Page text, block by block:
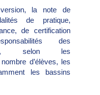
la note de
de pratique,
de certification
des
selon les
d’élèves, les
les bassins